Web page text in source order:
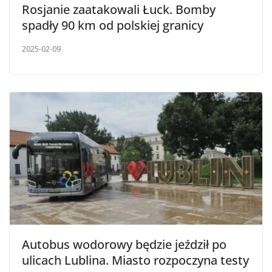
Rosjanie zaatakowali Łuck. Bomby
spadły 90 km od polskiej granicy
2025-02-09
Autobus wodorowy będzie jeździł po
ulicach Lublina. Miasto rozpoczyna testy